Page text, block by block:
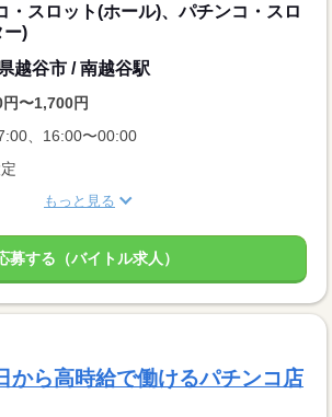
・スロット(ホール)、パチンコ・スロ
ー)
越谷市 / 南越谷駅
〜1,700円
、16:00〜00:00
もっと見る
募する（バイトル求人）
から高時給で働けるパチンコ店